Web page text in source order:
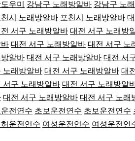
우미
강남구 노래방알바 강남구 노
천시 노래방알바 포천시 노래방알바
서구 노래방알바 대전 서구 노래방
대전 서구 노래방알바 대전 서구 노
알바 대전 서구 노래방알바 대전 서
노래방알바 대전 서구 노래방알바 대
서구 노래방알바 대전 서구 노래방알
대전 서구 노래방알바 대전 서구 노래
운전연수 초보운전연수 초보운전연수
허운전연수 여성운전연수 여성운전연